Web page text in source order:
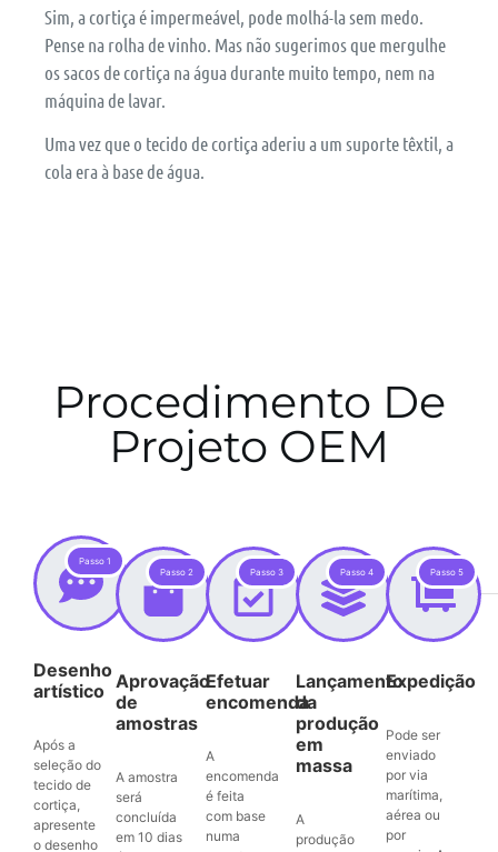
Sim, a cortiça é impermeável, pode molhá-la sem medo.
Pense na rolha de vinho. Mas não sugerimos que mergulhe
os sacos de cortiça na água durante muito tempo, nem na
máquina de lavar.
Uma vez que o tecido de cortiça aderiu a um suporte têxtil, a
cola era à base de água.
Procedimento De
Projeto OEM
Passo 1
Desenho
artístico
Após a
seleção do
tecido de
cortiça,
apresente
o desenho
Passo 2
Aprovação
de
amostras
A amostra
será
concluída
em 10 dias
Passo 3
Efetuar
encomenda
A
encomenda
é feita
com base
numa
Passo 4
Lançamento
da
produção
em
massa
A
produção
Passo 5
Expedição
Pode ser
enviado
por via
marítima,
aérea ou
por